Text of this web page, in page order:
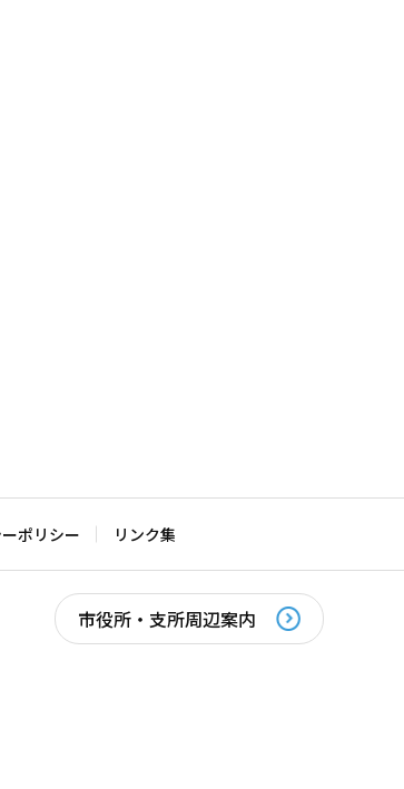
ポリシー リンク集
市役所・支所周辺案内